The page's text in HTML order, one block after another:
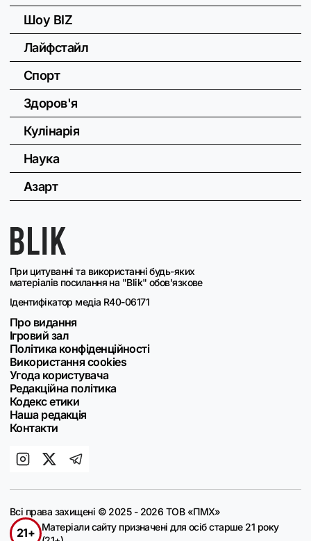
При цитуванні та використанні будь-яких
матеріалів посилання на "Blik" обов'язкове
Ідентифікатор медіа R40-06171
Про видання
Ігровий зал
Політика конфіденційності
Використання cookies
Угода користувача
Редакційна політика
Кодекс етики
Наша редакція
Контакти
Шоу BIZ
Лайфстайл
Спорт
Здоров'я
Кулінарія
Наука
Азарт
Всі права захищені © 2025 - 2026 ТОВ «ПМХ»
21+
Матеріали сайту призначені для осіб старше 21 року